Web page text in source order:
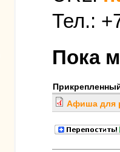
Тел.:
Пока
Афиша для